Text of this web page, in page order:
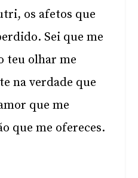
os afetos que
Sei que me
teu olhar me
na verdade que
que me
que me ofereces.